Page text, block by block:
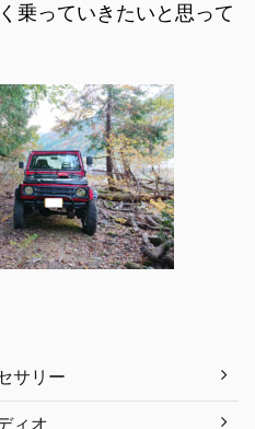
乗っていきたいと思って
サリー
ィオ